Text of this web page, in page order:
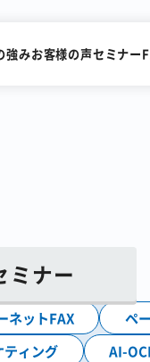
強みお客様の声セミナー
が利用
ービス
ミナー
ネットFAX
ペ
ティング AI-